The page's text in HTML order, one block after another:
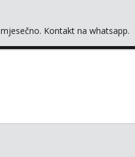
Kontakt na whatsapp.